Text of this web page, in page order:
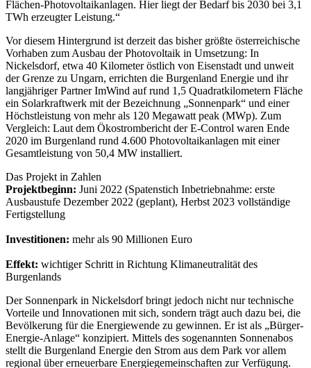
Flächen-Photovoltaikanlagen. Hier liegt der Bedarf bis 2030 bei 3,1
TWh erzeugter Leistung.“
Vor diesem Hintergrund ist derzeit das bisher größte österreichische
Vorhaben zum Ausbau der Photovoltaik in Umsetzung: In
Nickelsdorf, etwa 40 Kilometer östlich von Eisenstadt und unweit
der Grenze zu Ungarn, errichten die Burgenland Energie und ihr
langjähriger Partner ImWind auf rund 1,5 Quadratkilometern Fläche
ein Solarkraftwerk mit der Bezeichnung „Sonnenpark“ und einer
Höchstleistung von mehr als 120 Megawatt peak (MWp). Zum
Vergleich: Laut dem Ökostrombericht der E-Control waren Ende
2020 im Burgenland rund 4.600 Photovoltaikanlagen mit einer
Gesamtleistung von 50,4 MW installiert.
Das Projekt in Zahlen
Projektbeginn: Juni 2022 (Spatenstich Inbetriebnahme: erste
Ausbaustufe Dezember 2022 (geplant), Herbst 2023 vollständige
Fertigstellung
Investitionen: mehr als 90 Millionen Euro
Effekt: wichtiger Schritt in Richtung Klimaneutralität des
Burgenlands
Der Sonnenpark in Nickelsdorf bringt jedoch nicht nur technische
Vorteile und Innovationen mit sich, sondern trägt auch dazu bei, die
Bevölkerung für die Energiewende zu gewinnen. Er ist als „Bürger-
Energie-Anlage“ konzipiert. Mittels des sogenannten Sonnenabos
stellt die Burgenland Energie den Strom aus dem Park vor allem
regional über erneuerbare Energiegemeinschaften zur Verfügung.